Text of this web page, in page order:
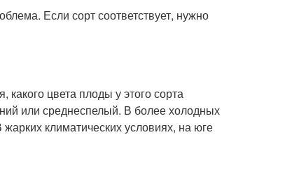
Если сорт соответствует, нужно
какого цвета плоды у этого сорта
или среднеспелый. В более холодных
климатических условиях, на юге